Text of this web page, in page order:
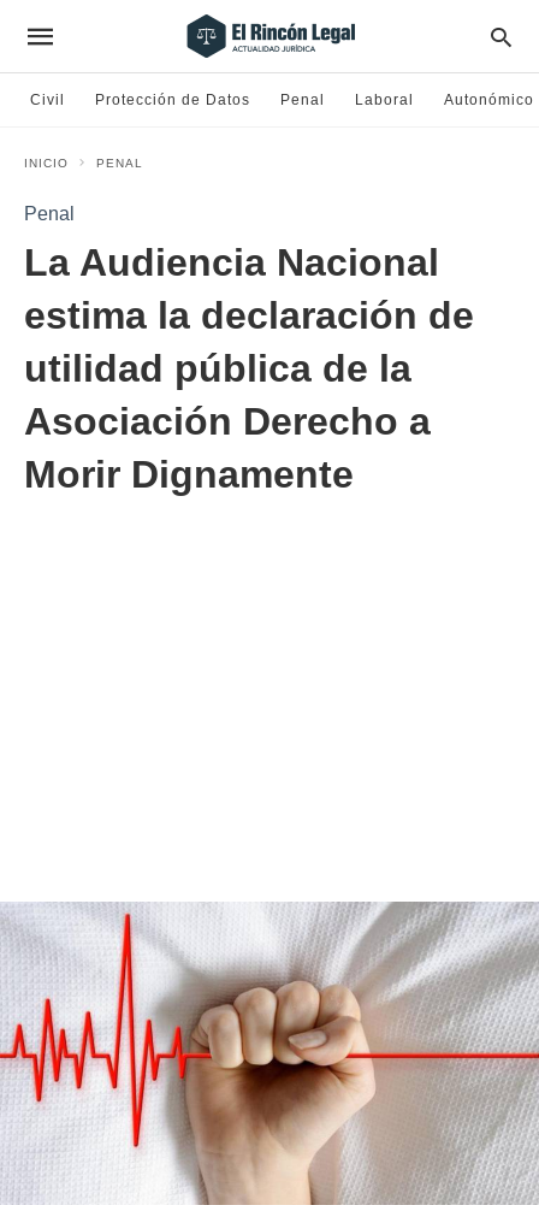
Civil Protección de Datos Penal Laboral Autonómico
INICIO PENAL
Penal
La Audiencia Nacional
estima la declaración de
utilidad pública de la
Asociación Derecho a
Morir Dignamente